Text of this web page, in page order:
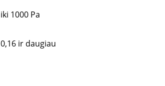
iki 1000 Pa
0,16 ir daugiau